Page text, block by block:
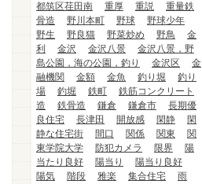
都筑区荏田南
重厚 重説
重量鉄
骨造
野川本町 野球
野球少年
野生
野良猫 野菜炒め 野鳥
金
利
金沢 金沢八景
金沢八景，野
島公園，海の公園，釣り
金沢区
金
融機関
金額 金魚 釣り堀
釣り
場
釣堀 鉄町
鉄筋コンクリート
造
鉄骨造 鎌倉 鎌倉市
長期優
良住宅
長津田 開放感 閑静
閑
静な住宅街
間口 関係 関東
関
東学院大学
防犯カメラ 限界
陽
当たり良好
陽当り
陽当り良好
陽気
階段 雅楽 集合住宅
雨